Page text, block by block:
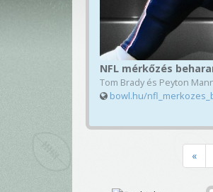
NFL mérkőzés
Tom Brady és Peyton
bowl.hu/
«